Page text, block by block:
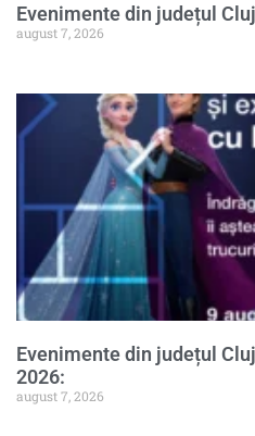
Evenimente din județul
august 7, 2026
Evenimente din județul
2026:
august 7, 2026